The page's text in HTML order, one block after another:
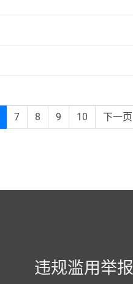
7 8 9 10 下一页
违规滥用举报